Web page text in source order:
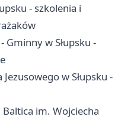
- szkolenia i
Gminny w Słupsku -
w Słupsku -
im. Wojciecha